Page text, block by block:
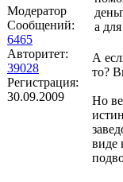
Модератор
Сообщений:
6465
Авторитет:
39028
Регистрация:
30.09.2009
а
А
то?
Но
виде